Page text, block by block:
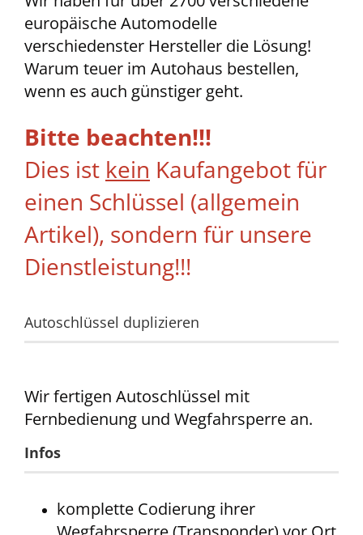
europäische Automodelle
verschiedenster Hersteller die Lösung!
Warum teuer im Autohaus bestellen,
wenn es auch günstiger geht.
Bitte beachten!!!
Dies ist kein Kaufangebot für
einen Schlüssel (allgemein
Artikel), sondern für unsere
Dienstleistung!!!
Autoschlüssel duplizieren
Wir fertigen Autoschlüssel mit
Fernbedienung und Wegfahrsperre an.
Infos
komplette Codierung ihrer